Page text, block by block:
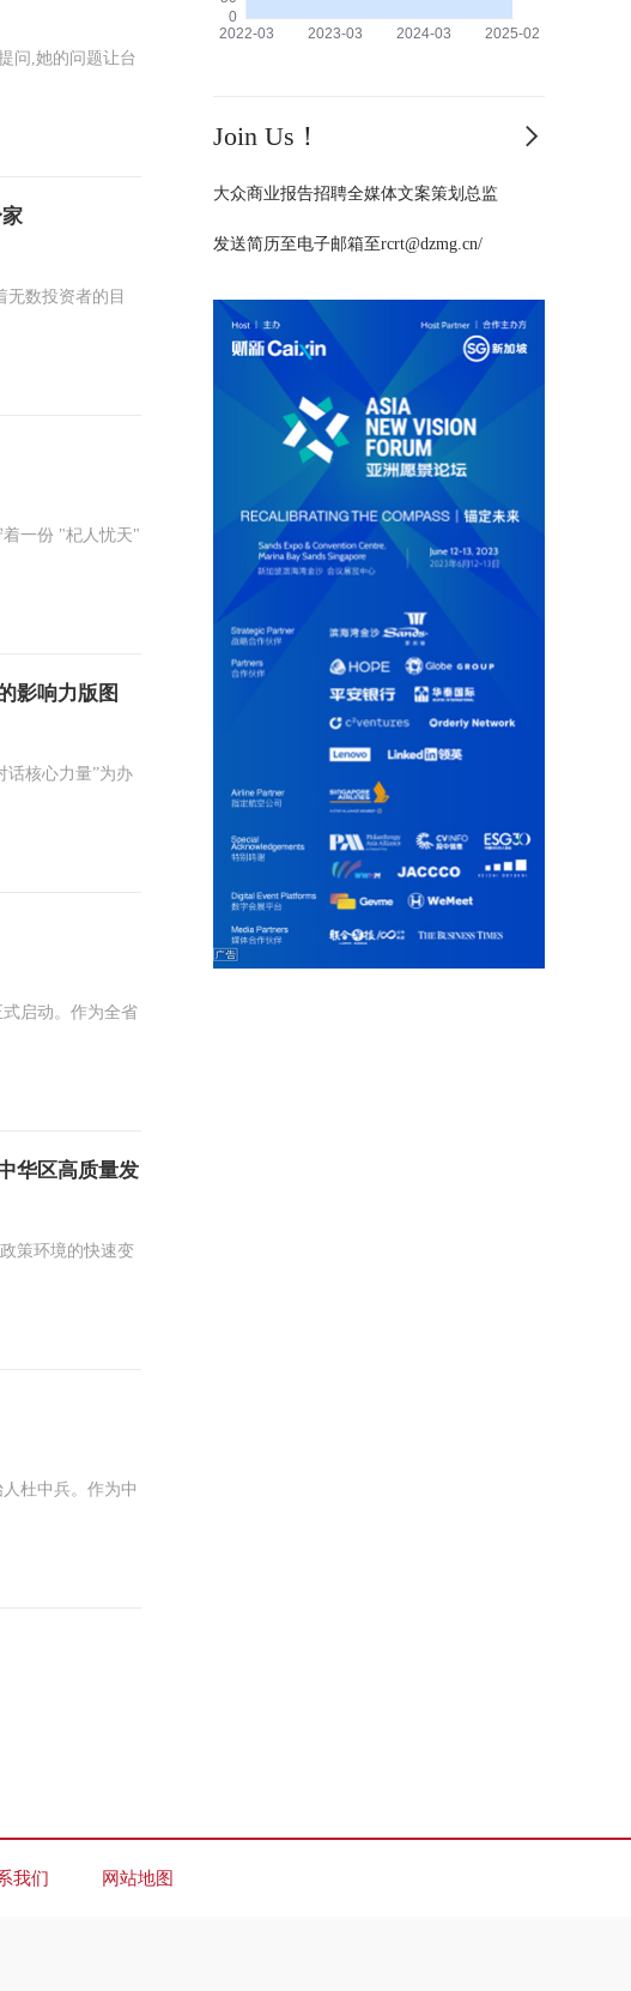
问,她的问题让台
数投资者的目
一份 "杞人忧天"
影响力版图
话核心力量”为办
启动。作为全省
华区高质量发
策环境的快速变
杜中兵。作为中
Join Us！
大众商业报告招聘全媒体文案策划总监
发送简历至电子邮箱至rcrt@dzmg.cn/
我们 网站地图